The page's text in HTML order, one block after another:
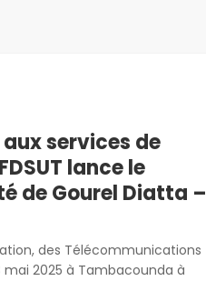
services de
lance le
de Gourel Diatta –
des Télécommunications
2025 à Tambacounda à